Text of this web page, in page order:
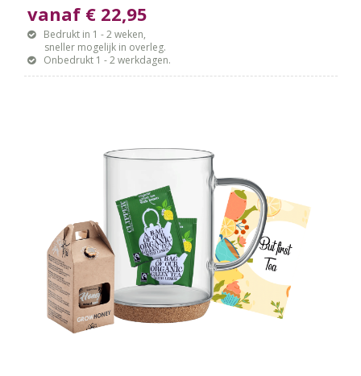
vanaf € 22,95
Bedrukt in 1 - 2 weken,
sneller mogelijk in overleg.
Onbedrukt 1 - 2 werkdagen.